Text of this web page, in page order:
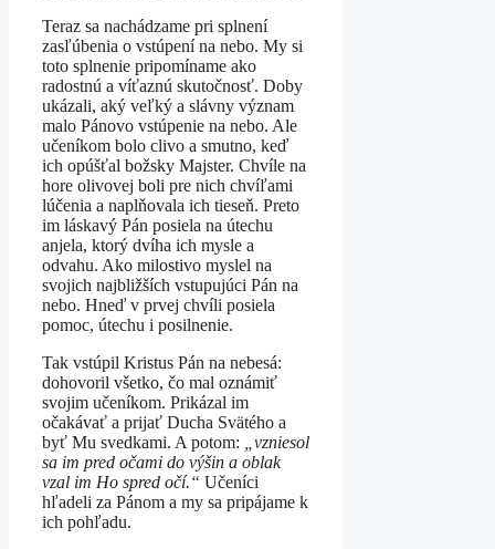
Teraz sa nachádzame pri splnení
zasľúbenia o vstúpení na nebo. My si
toto splnenie pripomíname ako
radostnú a víťaznú skutočnosť. Doby
ukázali, aký veľký a slávny význam
malo Pánovo vstúpenie na nebo. Ale
učeníkom bolo clivo a smutno, keď
ich opúšťal božsky Majster. Chvíle na
hore olivovej boli pre nich chvíľami
lúčenia a naplňovala ich tieseň. Preto
im láskavý Pán posiela na útechu
anjela, ktorý dvíha ich mysle a
odvahu. Ako milostivo myslel na
svojich najbližších vstupujúci Pán na
nebo. Hneď v prvej chvíli posiela
pomoc, útechu i posilnenie.
Tak vstúpil Kristus Pán na nebesá:
dohovoril všetko, čo mal oznámiť
svojim učeníkom. Prikázal im
očakávať a prijať Ducha Svätého a
byť Mu svedkami. A potom:
vzniesol
sa im pred očami do výšin a oblak
vzal im Ho spred očí.“ Učeníci
hľadeli za Pánom a my sa pripájame k
ich pohľadu.